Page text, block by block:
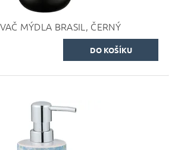
MÝDLA BRASIL, ČERNÝ